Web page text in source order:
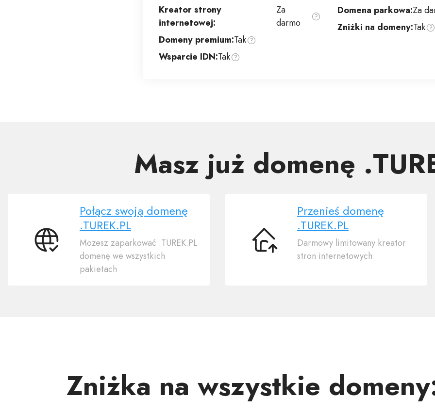
Kreator strony
internetowej:
Za
darmo
Domeny premium:Tak
Wsparcie IDN:Tak
Domena parkowa:Za
Zniżki na domeny:Tak
Masz już domenę
Połącz
Połącz swoją domenę
.TUREK.PL
Możesz zaparkować .TUREK.PL
domenę we wszystkich
pakietach
Przenieś
Przenieś domenę
.TUREK.PL
Darmowy limitowany kreator
stron internetowych
Zniżka na wszystkie